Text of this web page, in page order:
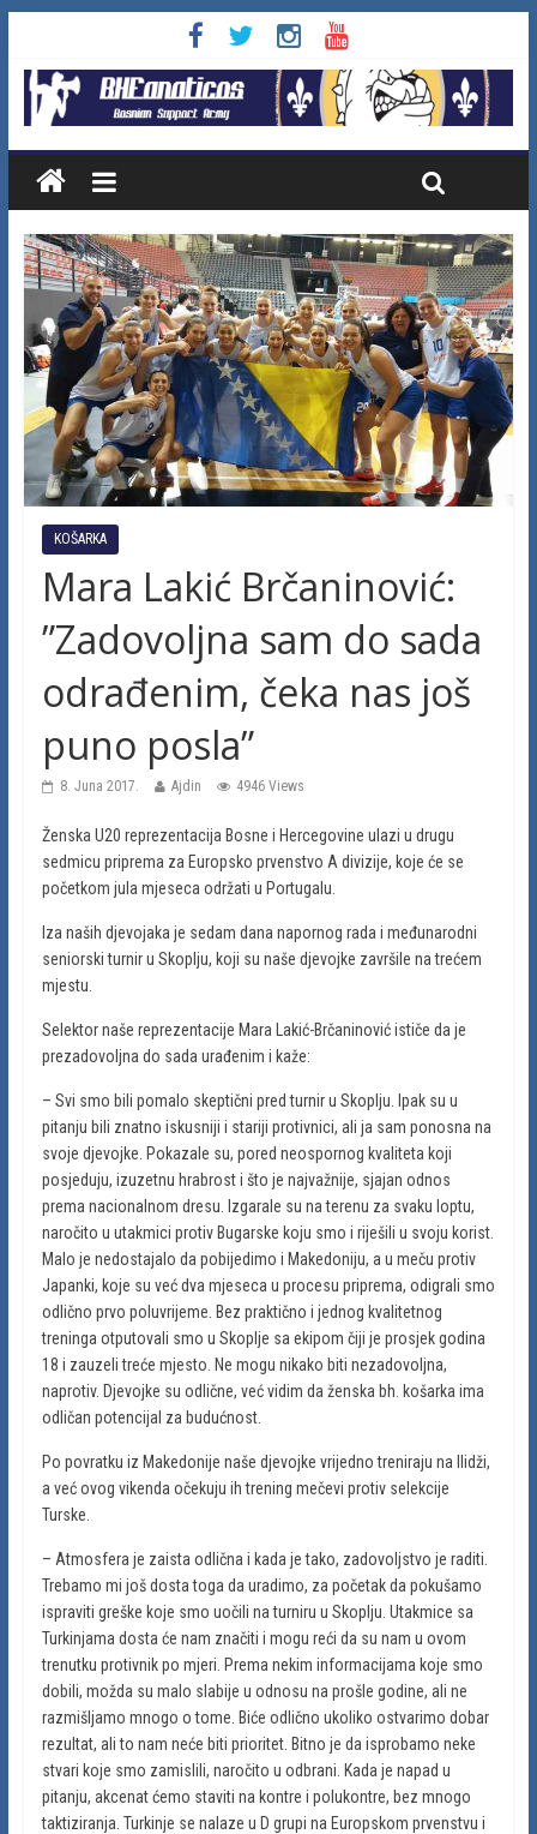
KOŠARKA
Mara Lakić Brčaninović:
”Zadovoljna sam do sada
odrađenim, čeka nas još
puno posla”
8. Juna 2017. Ajdin 4946 Views
Ženska U20 reprezentacija Bosne i Hercegovine ulazi u drugu
sedmicu priprema za Europsko prvenstvo A divizije, koje će se
početkom jula mjeseca održati u Portugalu.
Iza naših djevojaka je sedam dana napornog rada i međunarodni
seniorski turnir u Skoplju, koji su naše djevojke završile na trećem
mjestu.
Selektor naše reprezentacije Mara Lakić-Brčaninović ističe da je
prezadovoljna do sada urađenim i kaže:
– Svi smo bili pomalo skeptični pred turnir u Skoplju. Ipak su u
pitanju bili znatno iskusniji i stariji protivnici, ali ja sam ponosna na
svoje djevojke. Pokazale su, pored neospornog kvaliteta koji
posjeduju, izuzetnu hrabrost i što je najvažnije, sjajan odnos
prema nacionalnom dresu. Izgarale su na terenu za svaku loptu,
naročito u utakmici protiv Bugarske koju smo i riješili u svoju korist.
Malo je nedostajalo da pobijedimo i Makedoniju, a u meču protiv
Japanki, koje su već dva mjeseca u procesu priprema, odigrali smo
odlično prvo poluvrijeme. Bez praktično i jednog kvalitetnog
treninga otputovali smo u Skoplje sa ekipom čiji je prosjek godina
18 i zauzeli treće mjesto. Ne mogu nikako biti nezadovoljna,
naprotiv. Djevojke su odlične, već vidim da ženska bh. košarka ima
odličan potencijal za budućnost.
Po povratku iz Makedonije naše djevojke vrijedno treniraju na Ilidži,
a već ovog vikenda očekuju ih trening mečevi protiv selekcije
Turske.
– Atmosfera je zaista odlična i kada je tako, zadovoljstvo je raditi.
Trebamo mi još dosta toga da uradimo, za početak da pokušamo
ispraviti greške koje smo uočili na turniru u Skoplju. Utakmice sa
Turkinjama dosta će nam značiti i mogu reći da su nam u ovom
trenutku protivnik po mjeri. Prema nekim informacijama koje smo
dobili, možda su malo slabije u odnosu na prošle godine, ali ne
razmišljamo mnogo o tome. Biće odlično ukoliko ostvarimo dobar
rezultat, ali to nam neće biti prioritet. Bitno je da isprobamo neke
stvari koje smo zamislili, naročito u odbrani. Kada je napad u
pitanju, akcenat ćemo staviti na kontre i polukontre, bez mnogo
taktiziranja. Turkinje se nalaze u D grupi na Europskom prvenstvu i